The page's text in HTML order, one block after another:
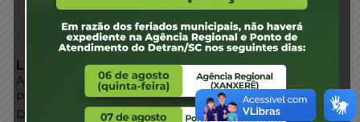
LINKS EXTERNOS
Agência de Notícias
Portal de Serviços
Diário Oficial